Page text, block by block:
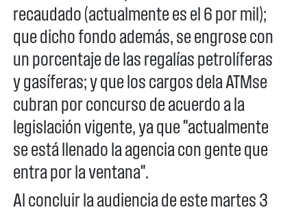
recaudado (actualmente es el 6 por mil);
que dicho fondo además, se engrose con
un porcentaje de las regalías petrolíferas
y gasíferas; y que los cargos dela ATMse
cubran por concurso de acuerdo a la
legislación vigente, ya que "actualmente
se está llenado la agencia con gente que
entra por la ventana".
Al concluir la audiencia de este martes 3